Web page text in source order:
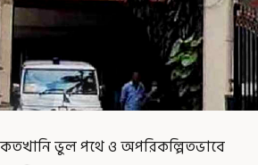
কতখানি ভুল পথে ও অপরিকল্পিতভাবে